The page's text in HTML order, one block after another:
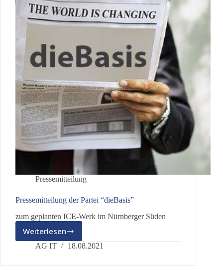
Pressemitteilung
Pressemitteilung der Partei “dieBasis”
zum geplanten ICE-Werk im Nürnberger Süden
WeiterlesenPressemitteilung
der
“dieBasis”
AG IT 18.08.2021